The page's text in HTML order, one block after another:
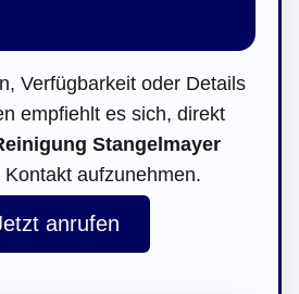
Verfügbarkeit oder Details
empfiehlt es sich, direkt
Stangelmayer
Kontakt aufzunehmen.
anrufen